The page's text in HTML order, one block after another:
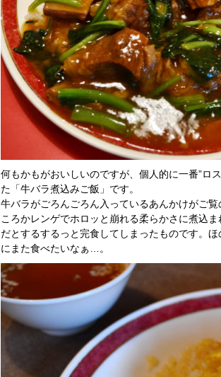
何もかもがおいしいのですが、個人的に一番”ロ
た「牛バラ煮込みご飯」です。
牛バラがごろんごろん入っているあんかけがご
ころかレンゲでホロッと崩れる柔らかさに煮込
だとするするっと完食してしまったものです。
にまた食べたいなぁ…。